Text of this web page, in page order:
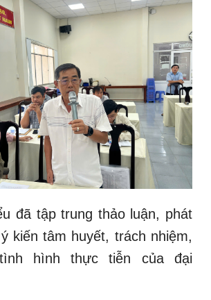
đã tập trung thảo luận, phát
kiến tâm huyết, trách nhiệm,
hình thực tiễn của đại